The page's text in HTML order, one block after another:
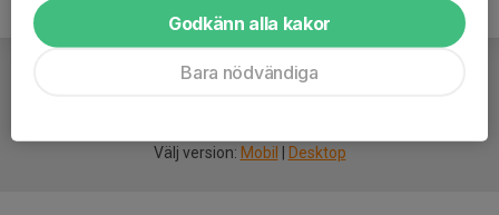
Välj version: Mobil Desktop
Godkänn alla kakor
Bara nödvändiga